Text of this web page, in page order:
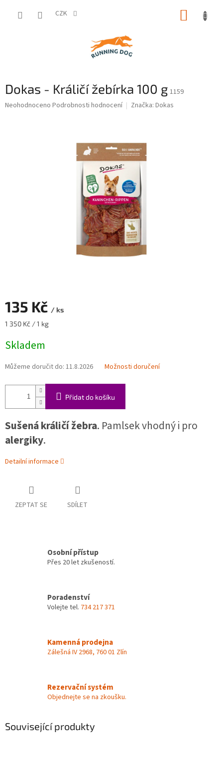
CZK
Dokas - Králičí žebírka 100 g 1159
Průměrné
Neohodnoceno Podrobnosti hodnocení Značka: Dokas
135 Kč / ks
Měrná
1 350 Kč / 1 kg
Skladem
Můžeme doručit do: 11.8.2026 Možnosti doručení
Přidat do košíku
Sušená králičí žebra. Pamlsek vhodný i pro
alergiky.
Detailní informace
ZEPTAT SE SDÍLET
Osobní přístup
Přes 20 let zkušeností.
Poradenství
Volejte tel. 734 217 371
Kamenná prodejna
Zálešná IV 2968, 760 01 Zlín
Rezervační systém
Objednejte se na zkoušku.
Související produkty